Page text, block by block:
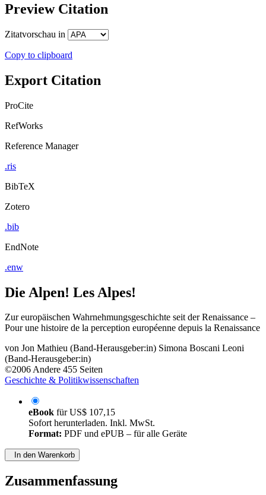
Preview Citation
Zitatvorschau in
Copy to clipboard
Export Citation
ProCite
RefWorks
Reference Manager
.ris
BibTeX
Zotero
.bib
EndNote
.enw
Die Alpen! Les Alpes!
Zur europäischen Wahrnehmungsgeschichte seit der Renaissance –
Pour une histoire de la perception européenne depuis la Renaissance
von Jon Mathieu (Band-Herausgeber:in) Simona Boscani Leoni
(Band-Herausgeber:in)
©2006Andere 455 Seiten
Geschichte & Politikwissenschaften
eBook fürUS$ 107,15
Sofort herunterladen. Inkl. MwSt.
Format: PDF und ePUB – für alle Geräte
In den Warenkorb
Zusammenfassung